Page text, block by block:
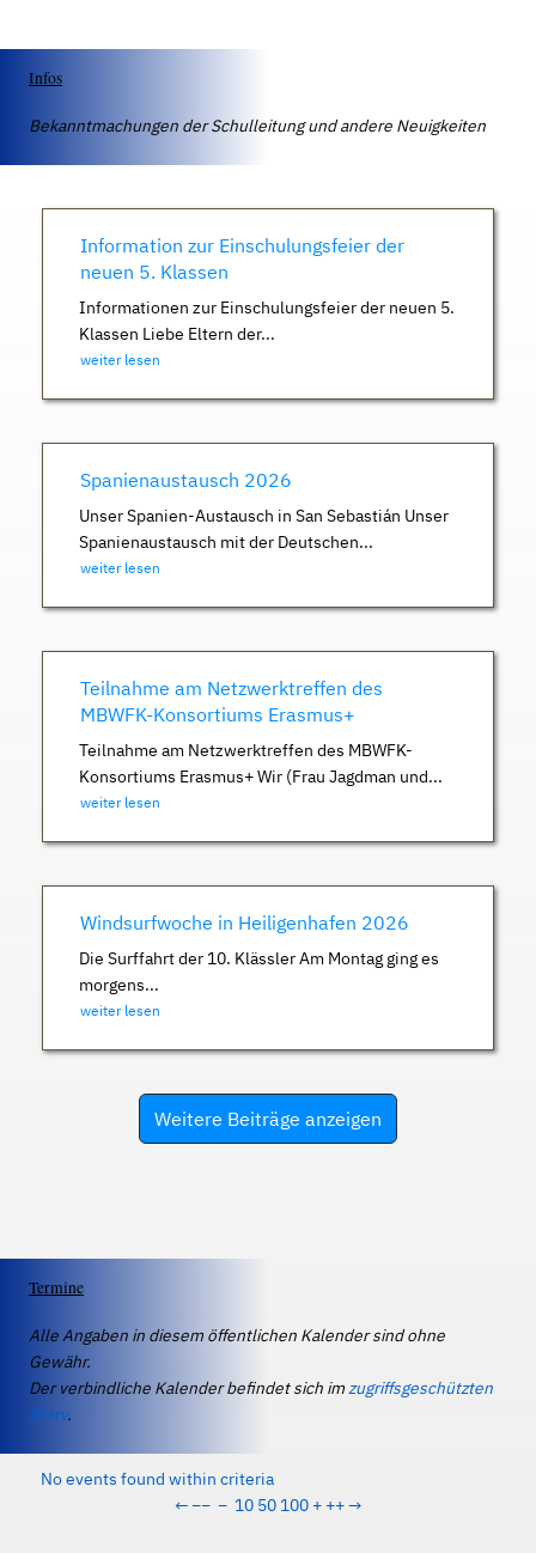
Infos
Bekanntmachungen der Schulleitung und andere Neuigkeiten
Information zur Einschulungsfeier der
neuen 5. Klassen
Informationen zur Einschulungsfeier der neuen 5.
Klassen Liebe Eltern der...
weiter lesen
Spanienaustausch 2026
Unser Spanien-Austausch in San Sebastián Unser
Spanienaustausch mit der Deutschen...
weiter lesen
Teilnahme am Netzwerktreffen des
MBWFK-Konsortiums Erasmus+
Teilnahme am Netzwerktreffen des MBWFK-
Konsortiums Erasmus+ Wir (Frau Jagdman und...
weiter lesen
Windsurfwoche in Heiligenhafen 2026
Die Surffahrt der 10. Klässler Am Montag ging es
morgens...
weiter lesen
Weitere Beiträge anzeigen
Termine
Alle Angaben in diesem öffentlichen Kalender sind ohne
Gewähr.
Der verbindliche Kalender befindet sich imzugriffsgeschützten
IServ.
No events found within criteria
← −− − 10 50 100 + ++→